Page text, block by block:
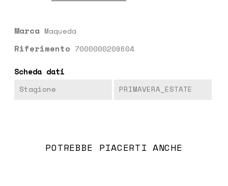
Marca Maqueda
Riferimento 7000000209604
Scheda dati
Stagione PRIMAVERA_ESTATE
POTREBBE PIACERTI ANCHE